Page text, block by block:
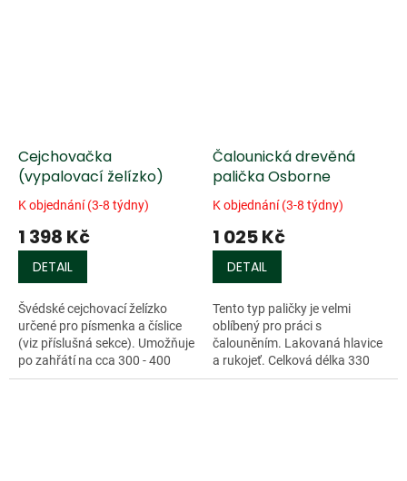
Cejchovačka
(vypalovací želízko)
K objednání (3-8 týdny)
1 398 Kč
DETAIL
Švédské cejchovací želízko
určené pro písmenka a číslice
(viz příslušná sekce). Umožňuje
po zahřátí na cca 300 - 400
stupňů trvalé ocejchování
Čalounická drevěná
palička Osborne
K objednání (3-8 týdny)
1 025 Kč
DETAIL
Tento typ paličky je velmi
oblíbený pro práci s
čalouněním. Lakovaná hlavice
a rukojeť. Celková délka 330
mm...